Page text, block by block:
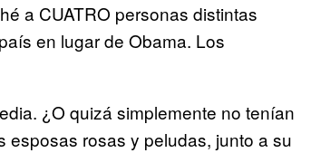
a CUATRO personas distintas
en lugar de Obama. Los
¿O quizá simplemente no tenían
esposas rosas y peludas, junto a su